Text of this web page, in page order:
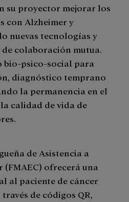
su proyector mejorar los
con Alzheimer y
nuevas tecnologías y
colaboración mutua.
bio-psico-social para
diagnóstico temprano
la permanencia en el
calidad de vida de
de Asistencia a
(FMAEC) ofrecerá una
al paciente de cáncer
de códigos QR,